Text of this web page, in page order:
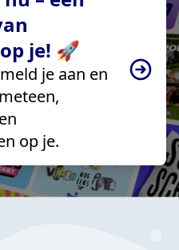
je! 🚀
je aan en
op je.